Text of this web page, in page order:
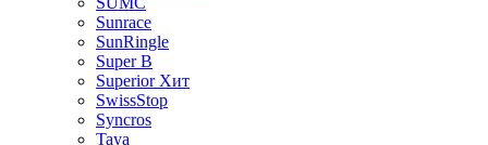
Sunrace
SunRingle
Super B
Superior Хит
SwissStop
Syncros
Taya